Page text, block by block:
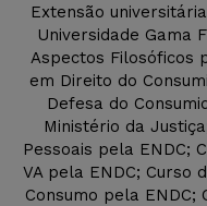
Extensão
Universidade Gama
Aspectos Filosóficos
em Direito do
Defesa do
Ministério da
Pessoais pela ENDC;
VA pela ENDC; Curso
Consumo pela ENDC;